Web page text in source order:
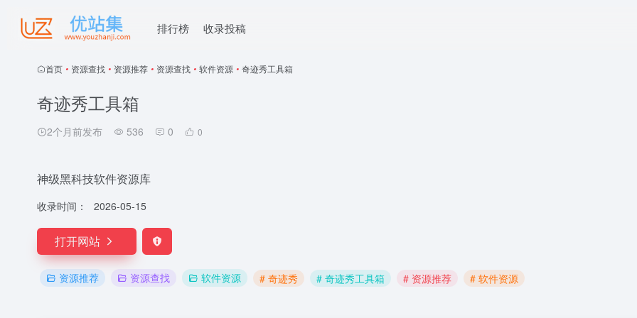
排行榜 收录投稿
首页 • 资源查找 • 资源推荐 • 资源查找 • 软件资源 • 奇迹秀工具箱
奇迹秀工具箱
2个月前发布 536 0 0
神级黑科技软件资源库
收录时间： 2026-05-15
打开网站
资源推荐 资源查找 软件资源 # 奇迹秀 # 奇迹秀工具箱 # 资源推荐 # 软件资源